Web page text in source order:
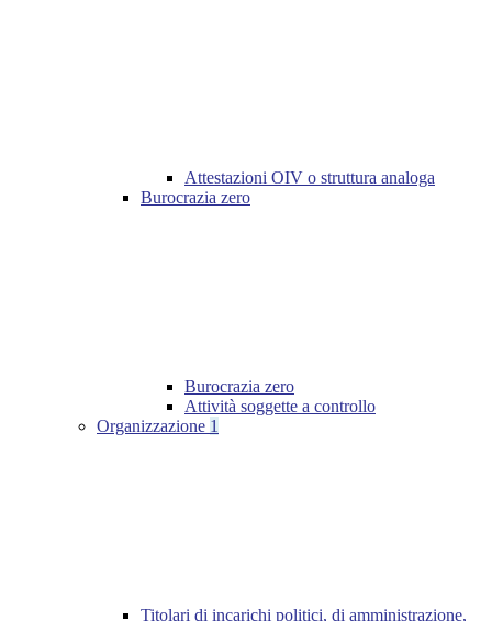
Attestazioni OIV o struttura analoga
Burocrazia zero
Burocrazia zero
Attività soggette a controllo
Organizzazione 1
Titolari di incarichi politici, di amministrazione,